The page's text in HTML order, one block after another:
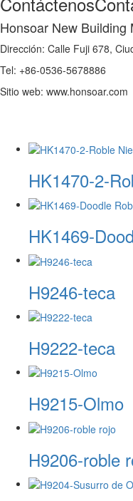
Honsoar New Building
Dirección: Calle Fuji 678,
Tel: +86-0536-5678886
Sitio web: www.honsoar.com
HK1470-2-
HK1469-
H9246-teca
H9222-teca
H9215-Olmo
H9206-roble